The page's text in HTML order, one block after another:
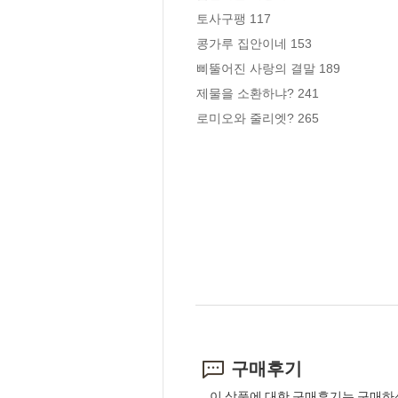
토사구팽 117
콩가루 집안이네 153
삐뚤어진 사랑의 결말 189
제물을 소환하냐? 241
로미오와 줄리엣? 265
구매후기